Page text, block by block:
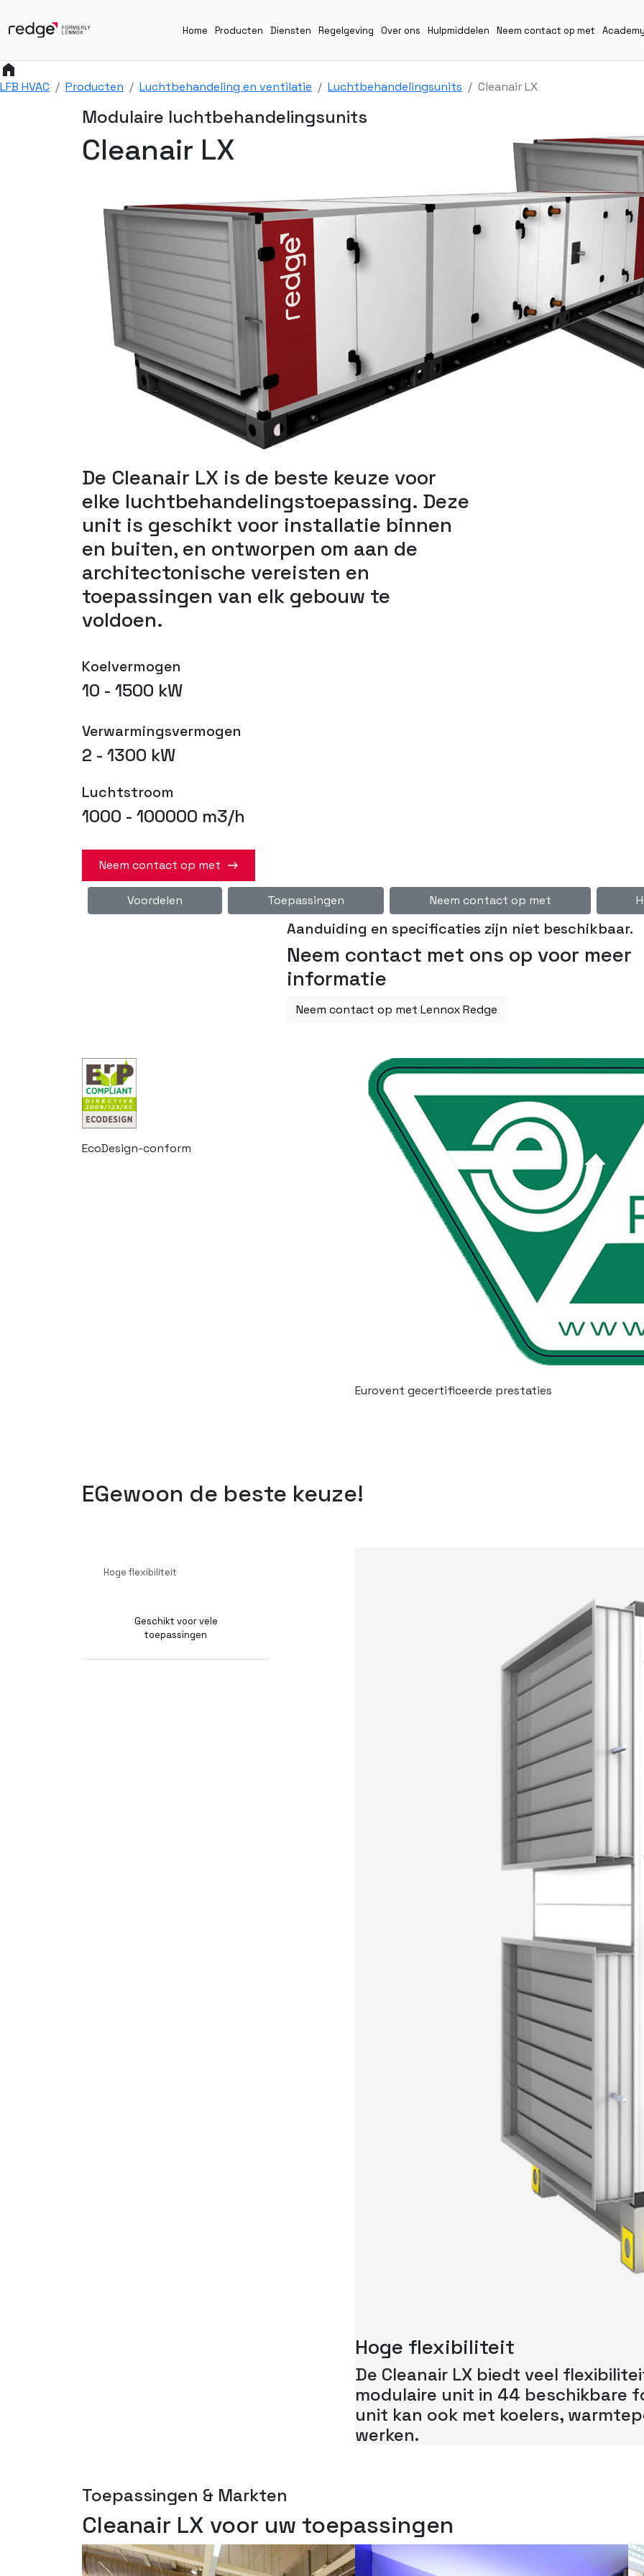
Home Producten Diensten Regelgeving Over ons Hulpmiddelen Neem contact op met Academy
home
LFB HVAC Producten Luchtbehandeling en ventilatie Luchtbehandelingsunits Cleanair LX
Modulaire luchtbehandelingsunits
Cleanair LX
De Cleanair LX is de beste keuze voor
elke luchtbehandelingstoepassing. Deze
unit is geschikt voor installatie binnen
en buiten, en ontworpen om aan de
architectonische vereisten en
toepassingen van elk gebouw te
voldoen.
Koelvermogen
10 - 1500 kW
Verwarmingsvermogen
2 - 1300 kW
Luchtstroom
1000 - 100000 m3/h
Neem contact op met
Voordelen Toepassingen Neem contact op met
Aanduiding en specificaties zijn niet beschikbaar.
Neem contact met ons op voor meer
informatie
Neem contact op met Lennox Redge
EcoDesign-conform
Eurovent gecertificeerde prestaties
EGewoon de beste keuze!
Hoge flexibiliteit
Geschikt voor vele
toepassingen
Hoge flexibiliteit
De Cleanair LX biedt veel
modulaire unit in 44 beschikbare
unit kan ook met koelers,
werken.
Toepassingen & Markten
Cleanair LX voor uw toepassingen